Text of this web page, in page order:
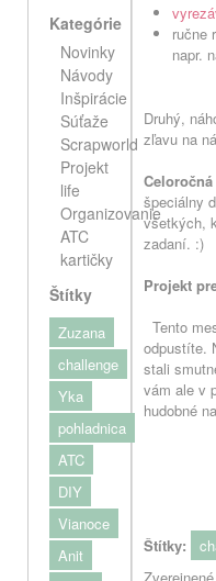
ručne
napr.
Druhý,
zľavu na
špeciálny
všetkých,
zadaní. :)
Projekt
Tento
odpustíte.
stali
vám ale v
hudobné
Štítky:
Kategórie
Novinky
Návody
Inšpirácie
Súťaže
Scrapworld
Projekt
life
Organizovanie
ATC
kartičky
Štítky
Zuzana
challenge
Yka
pohladnica
ATC
DIY
Vianoce
Anit